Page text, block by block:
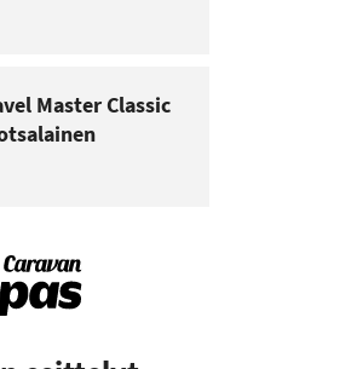
Master Classic